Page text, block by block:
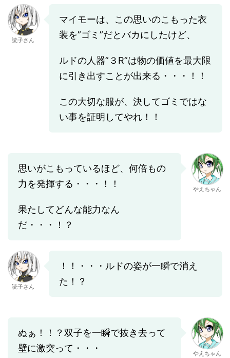
読子さん
マイモーは、この思いのこもった衣
装を”ゴミ”だとバカにしたけど、
ルドの人器”３R”は物の価値を最大限
に引き出すことが出来る・・・！！
この大切な服が、決してゴミではな
い事を証明してやれ！！
思いがこもっているほど、何倍もの
力を発揮する・・・！！
果たしてどんな能力なん
だ・・・！？
やえちゃん
読子さん
！！・・・ルドの姿が一瞬で消え
た！？
ぬぁ！！？双子を一瞬で抜き去って
壁に激突って・・・
やえちゃん